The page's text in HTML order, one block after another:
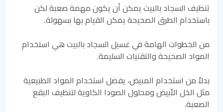
تنظيف السجاد بالبيت يمكن أن يكون مهمة صعبة لكن
باستخدام الطرق الصحيحة يمكن القيام بها بسهولة.
من الخطوات الهامة في غسيل السجاد بالبيت هي استخدام
المواد الصحيحة والتقنيات السليمة.
بدلاً من استخدام المبيض، يفضل استخدام المواد الطبيعية
مثل الخل الأبيض ومحلول الصودا الكاوية لتنظيف البقع
الصعبة.